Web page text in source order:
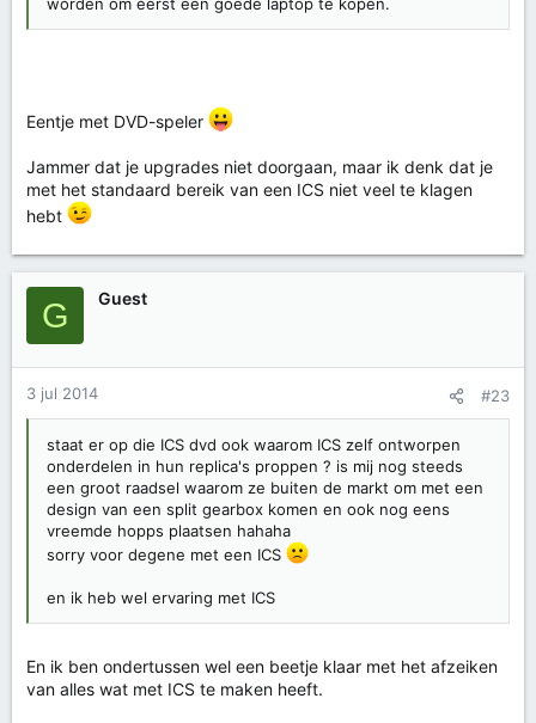
Eentje met DVD-speler
Jammer dat je upgrades niet doorgaan, maar ik denk dat je
met het standaard bereik van een ICS niet veel te klagen
hebt
G Guest
3 jul 2014 #23
staat er op die ICS dvd ook waarom ICS zelf ontworpen
onderdelen in hun replica's proppen ? is mij nog steeds
een groot raadsel waarom ze buiten de markt om met een
design van een split gearbox komen en ook nog eens
vreemde hopps plaatsen hahaha
sorry voor degene met een ICS
en ik heb wel ervaring met ICS
En ik ben ondertussen wel een beetje klaar met het afzeiken
van alles wat met ICS te maken heeft.